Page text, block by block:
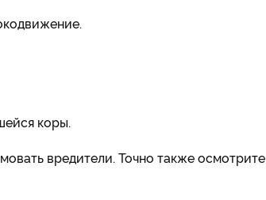
коры.
вредители. Точно также осмотрите